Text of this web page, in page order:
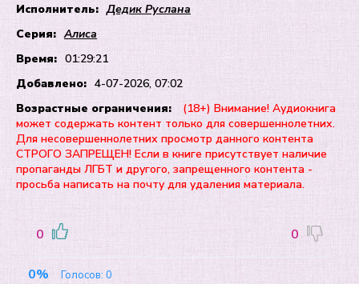
Исполнитель: Дедик Руслана
Серия: Алиса
Время: 01:29:21
Добавлено: 4-07-2026, 07:02
Возрастные ограничения:
(18+) Внимание! Аудиокнига
может содержать контент только для совершеннолетних.
Для несовершеннолетних просмотр данного контента
СТРОГО ЗАПРЕЩЕН! Если в книге присутствует наличие
пропаганды ЛГБТ и другого, запрещенного контента -
просьба написать на почту для удаления материала.
0 0
0% Голосов: 0